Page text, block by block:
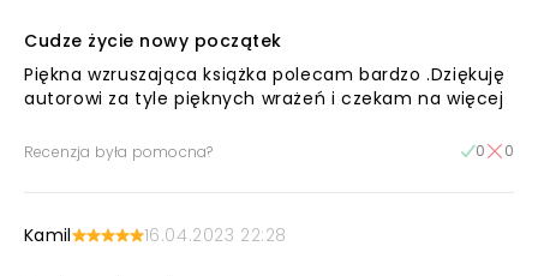
Cudze życie nowy początek
Piękna wzruszająca książka polecam bardzo .Dziękuję
autorowi za tyle pięknych wrażeń i czekam na więcej
Recenzja była pomocna? 0 0
Kamil 16.04.2023 22:28